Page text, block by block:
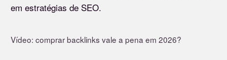
em estratégias de SEO.
Vídeo: comprar backlinks vale a pena em 2026?